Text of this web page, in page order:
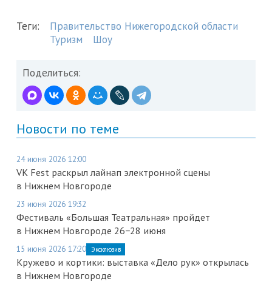
Теги:
Правительство Нижегородской области
Туризм
Шоу
Поделиться:
Новости по теме
24 июня 2026 12:00
VK Fest раскрыл лайнап электронной сцены
в Нижнем Новгороде
23 июня 2026 19:32
Фестиваль «Большая Театральная» пройдет
в Нижнем Новгороде 26−28 июня
15 июня 2026 17:20 Эксклюзив
Кружево и кортики: выставка «Дело рук» открылась
в Нижнем Новгороде